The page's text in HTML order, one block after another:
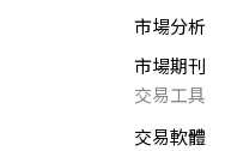
市場分析
市場期刊
交易工具
交易軟體